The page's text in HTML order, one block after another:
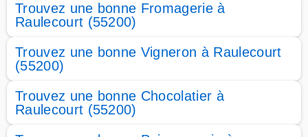
Trouvez une bonne Fromagerie à
Raulecourt (55200)
Trouvez une bonne Vigneron à Raulecourt
(55200)
Trouvez une bonne Chocolatier à
Raulecourt (55200)